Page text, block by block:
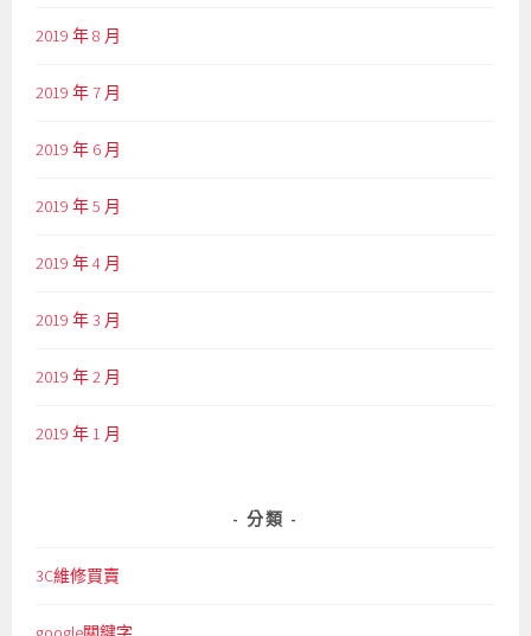
2019 年 8 月
2019 年 7 月
2019 年 6 月
2019 年 5 月
2019 年 4 月
2019 年 3 月
2019 年 2 月
2019 年 1 月
分類
3C維修買賣